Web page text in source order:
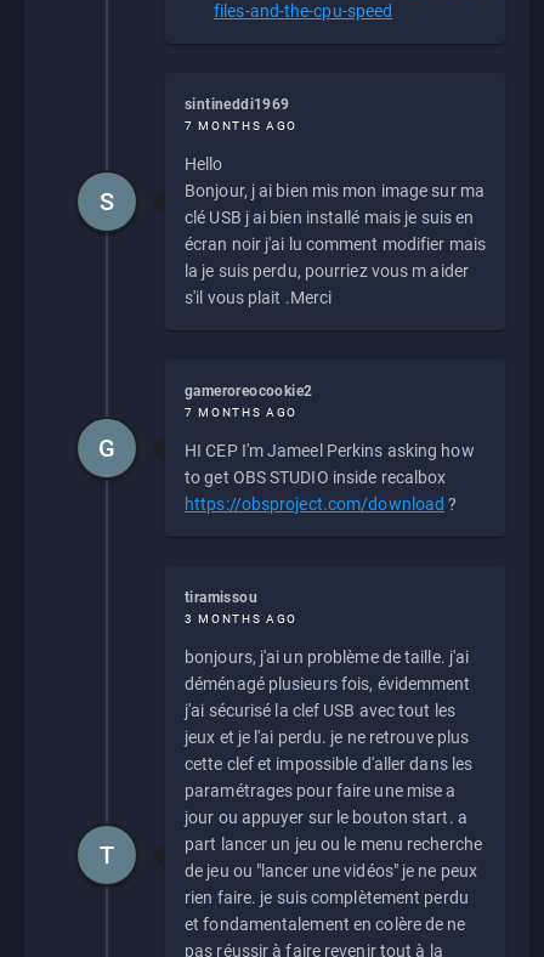
files-and-the-cpu-speed
sintineddi1969
7 MONTHS AGO
Hello
Bonjour, j ai bien mis mon image sur ma
clé USB j ai bien installé mais je suis en
écran noir j'ai lu comment modifier mais
la je suis perdu, pourriez vous m aider
s'il vous plait .Merci
S
gameroreocookie2
7 MONTHS AGO
HI CEP I'm Jameel Perkins asking how
to get OBS STUDIO inside recalbox
https://obsproject.com/download ?
G
tiramissou
3 MONTHS AGO
bonjours, j'ai un problème de taille. j'ai
déménagé plusieurs fois, évidemment
j'ai sécurisé la clef USB avec tout les
jeux et je l'ai perdu. je ne retrouve plus
cette clef et impossible d'aller dans les
paramétrages pour faire une mise a
jour ou appuyer sur le bouton start. a
part lancer un jeu ou le menu recherche
de jeu ou "lancer une vidéos" je ne peux
rien faire. je suis complètement perdu
et fondamentalement en colère de ne
pas réussir à faire revenir tout à la
T